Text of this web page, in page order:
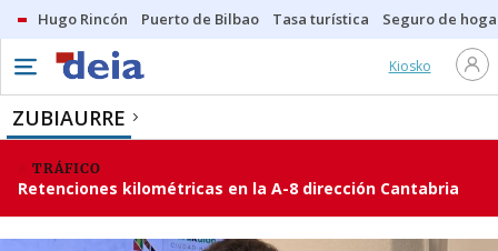
Hugo Rincón Puerto de Bilbao Tasa turística Seguro de
Kiosko
ZUBIAURRE
TRÁFICO
Retenciones kilométricas en la A-8 dirección Cantabria